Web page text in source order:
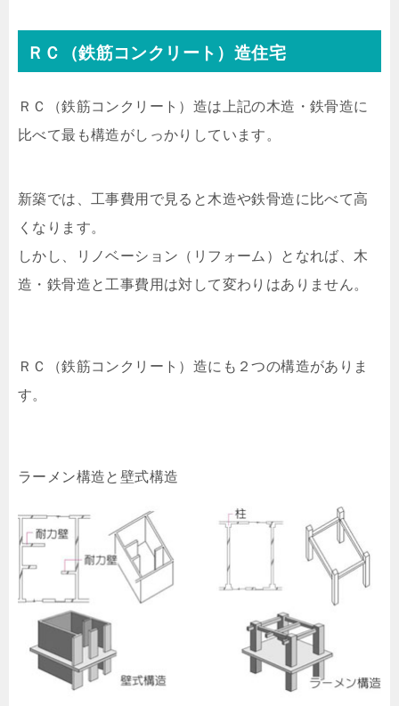
ＲＣ（鉄筋コンクリート）造住宅
ＲＣ（鉄筋コンクリート）造は上記の木造・鉄骨造に
比べて最も構造がしっかりしています。
新築では、工事費用で見ると木造や鉄骨造に比べて高
くなります。
しかし、リノベーション（リフォーム）となれば、木
造・鉄骨造と工事費用は対して変わりはありません。
ＲＣ（鉄筋コンクリート）造にも２つの構造がありま
す。
ラーメン構造と壁式構造